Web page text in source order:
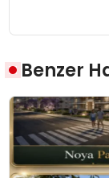
Benzer